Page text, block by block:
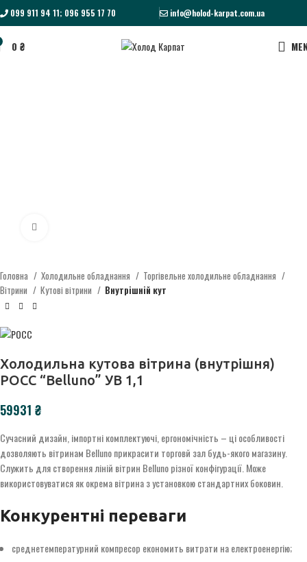
099 911 94 11; 096 955 17 70 info@holod-karpat.com.ua
0 ₴
Головна Холодильне обладнання
Торгівельне холодильне обладнання
Вітрини
Кутові вітрини Внутрішній кут
Холодильна кутова вітрина (внутрішня)
РОСС “Belluno” УВ 1,1
₴
Сучасний дизайн, імпортні комплектуючі, ергономічність – ці особливості
дозволяють вітринам Belluno прикрасити торговй зал будь-якого магазину.
Служить для створення ліній вітрин Belluno різної конфігурації. Може
використовуватися як окрема вітрина з установкою стандартних боковин.
Конкурентні переваги
среднетемпературний компресор економить витрати на електроенергію;